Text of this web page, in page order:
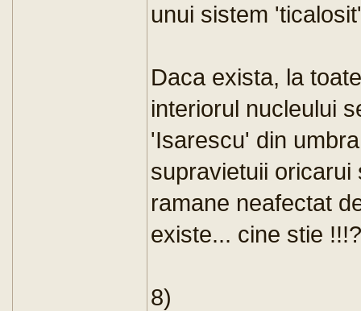
unui sistem
Daca exista, la
interiorul nucleului
'Isarescu' din
supravietuii
ramane neafectat
existe... cine stie
8)